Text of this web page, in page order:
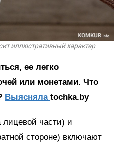
иллюстративный характер
ее легко
или монетами. Что
Выясняла tochka.by
лицевой части) и
стороне) включают